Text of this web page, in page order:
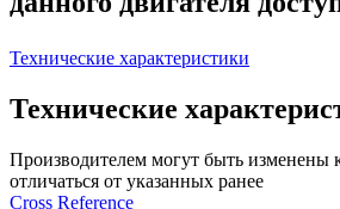
Технические характеристики
Технические
Производителем могут быть изменены
отличаться от указанных ранее
Сross Reference